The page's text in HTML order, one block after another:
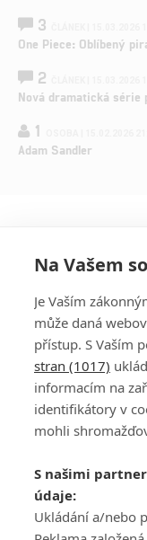
3
One Piece: Oblíbený
2
Nová dramatická
1
Adam Sandler
DISKUZE
Šéfredaktorkou webu je
Máte-li zájem o
Na Vašem
Je Vaším
může daná
přístup. S Vaším
stran (1017)
informacím na
identifikátory v
mohli
S našimi
údaje:
Ukládání a/nebo